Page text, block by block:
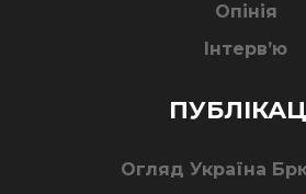
Опінія
Інтерв’ю
Огляд Україна